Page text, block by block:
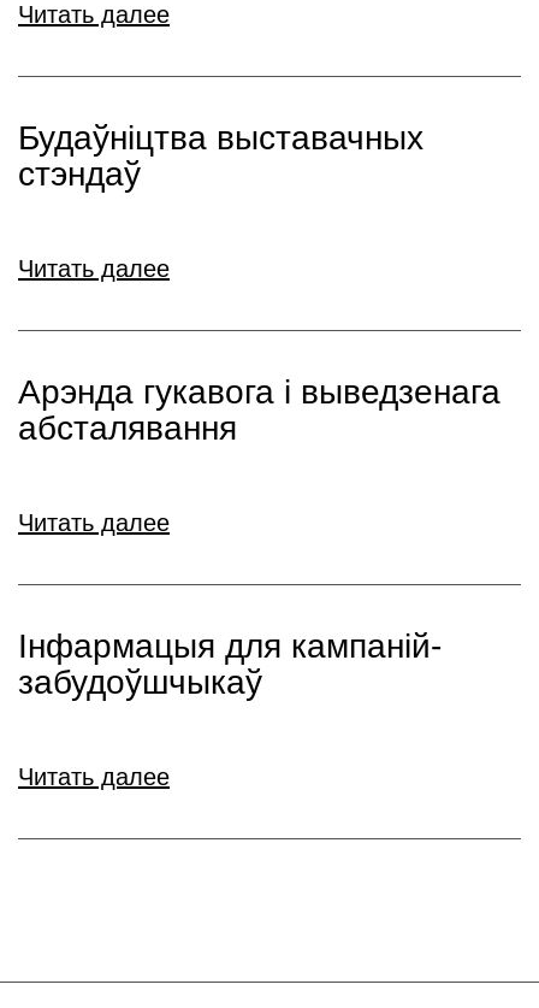
Читать далее
Будаўніцтва выставачных
стэндаў
Читать далее
Арэнда гукавога і выведзенага
абсталявання
Читать далее
Інфармацыя для кампаній-
забудоўшчыкаў
Читать далее